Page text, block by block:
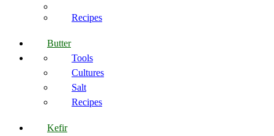
Recipes
Butter
Tools
Cultures
Salt
Recipes
Kefir